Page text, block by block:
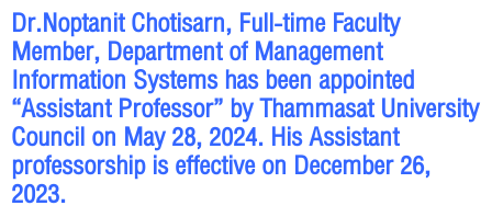
Dr.Noptanit Chotisarn, Full-time Faculty
Member, Department of Management
Information Systems has been appointed
“Assistant Professor” by Thammasat University
Council on May 28, 2024. His Assistant
professorship is effective on December 26,
2023.